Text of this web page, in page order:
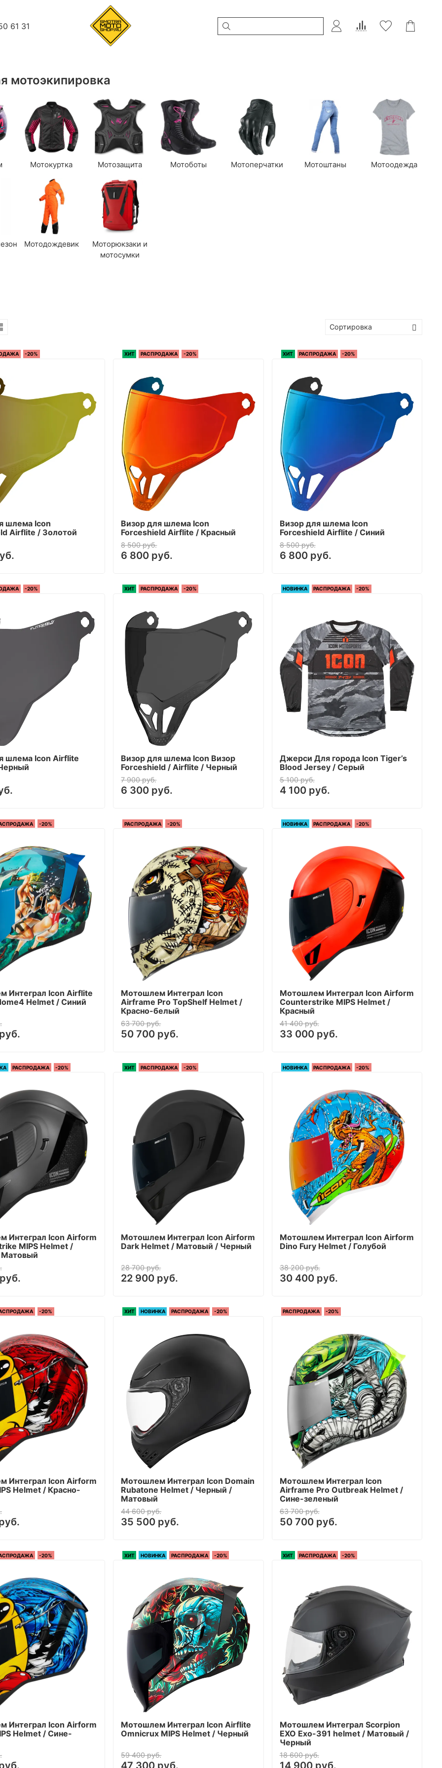
61 31
мотоэкипировка
Мотокуртка Мотозащита Мотоботы Мотоперчатки Мотоштаны Мотоодежда
Мотодождевик
Моторюкзаки и
мотосумки
-20%
шлема Icon
Airflite / Золотой
ХИТ РАСПРОДАЖА -20%
Визор для шлема Icon
Forceshield Airflite / Красный
8 500 руб.
6 800 руб.
ХИТ РАСПРОДАЖА -20%
Визор для шлема Icon
Forceshield Airflite / Синий
8 500 руб.
6 800 руб.
-20%
шлема Icon Airflite
ХИТ РАСПРОДАЖА -20%
Визор для шлема Icon Визор
Forceshield / Airflite / Черный
7 900 руб.
6 300 руб.
НОВИНКА РАСПРОДАЖА -20%
Джерси Для города Icon Tiger’s
Blood Jersey / Серый
5 100 руб.
4 100 руб.
-20%
Интеграл Icon Airflite
Helmet / Синий
РАСПРОДАЖА -20%
Мотошлем Интеграл Icon
Airframe Pro TopShelf Helmet /
Красно-белый
63 700 руб.
50 700 руб.
НОВИНКА РАСПРОДАЖА -20%
Мотошлем Интеграл Icon Airform
Counterstrike MIPS Helmet /
Красный
41 400 руб.
33 000 руб.
РАСПРОДАЖА -20%
Интеграл Icon Airform
MIPS Helmet /
ХИТ РАСПРОДАЖА -20%
Мотошлем Интеграл Icon Airform
Dark Helmet / Матовый / Черный
28 700 руб.
22 900 руб.
НОВИНКА РАСПРОДАЖА -20%
Мотошлем Интеграл Icon Airform
Dino Fury Helmet / Голубой
38 200 руб.
30 400 руб.
-20%
Интеграл Icon Airform
Helmet / Красно-
ХИТ НОВИНКА РАСПРОДАЖА -20%
Мотошлем Интеграл Icon Domain
Rubatone Helmet / Черный /
Матовый
44 600 руб.
35 500 руб.
РАСПРОДАЖА -20%
Мотошлем Интеграл Icon
Airframe Pro Outbreak Helmet /
Сине-зеленый
63 700 руб.
50 700 руб.
-20%
Интеграл Icon Airform
Helmet / Сине-
ХИТ НОВИНКА РАСПРОДАЖА -20%
Мотошлем Интеграл Icon Airflite
Omnicrux MIPS Helmet / Черный
59 400 руб.
ХИТ РАСПРОДАЖА -20%
Мотошлем Интеграл Scorpion
EXO Exo-391 helmet / Матовый /
Черный
18 600 руб.